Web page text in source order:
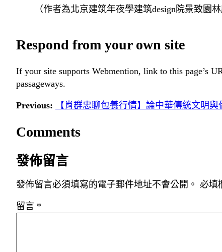
（作者為北京建筑年夜學建筑design院景致園林
Respond from your own site
If your site supports Webmention, link to this page’s
passageways.
Previous: 【肖群忠聊包養行情】論中華傳統文明
Comments
發佈留言
發佈留言必須填寫的電子郵件地址不會公開。 必填
留言 *